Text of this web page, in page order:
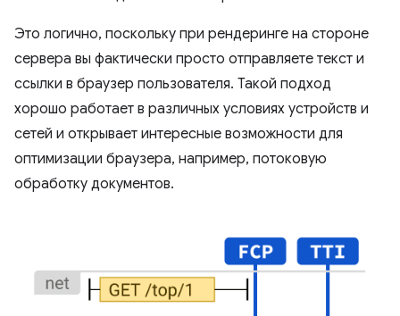
Это логично, поскольку при рендеринге на стороне
сервера вы фактически просто отправляете текст и
ссылки в браузер пользователя. Такой подход
хорошо работает в различных условиях устройств и
сетей и открывает интересные возможности для
оптимизации браузера, например, потоковую
обработку документов.